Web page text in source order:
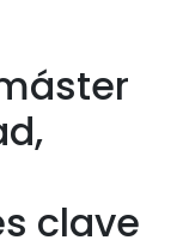
clave